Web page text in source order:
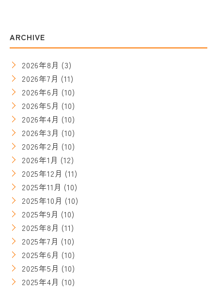
ARCHIVE
2026年8月 (3)
2026年7月 (11)
2026年6月 (10)
2026年5月 (10)
2026年4月 (10)
2026年3月 (10)
2026年2月 (10)
2026年1月 (12)
2025年12月 (11)
2025年11月 (10)
2025年10月 (10)
2025年9月 (10)
2025年8月 (11)
2025年7月 (10)
2025年6月 (10)
2025年5月 (10)
2025年4月 (10)